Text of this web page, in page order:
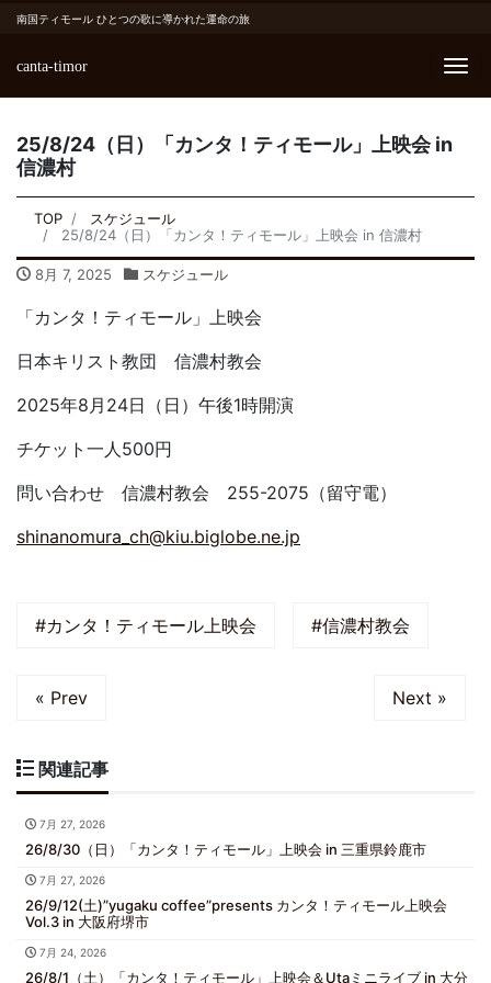
南国ティモール ひとつの歌に導かれた運命の旅
canta-timor
25/8/24（日）「カンタ！ティモール」上映会 in
信濃村
TOP
スケジュール
25/8/24（日）「カンタ！ティモール」上映会 in 信濃村
8月 7, 2025 スケジュール
「カンタ！ティモール」上映会
日本キリスト教団 信濃村教会
2025年8月24日（日）午後1時開演
チケット一人500円
問い合わせ 信濃村教会 255-2075（留守電）
shinanomura_ch@kiu.biglobe.ne.jp
#カンタ！ティモール上映会 #信濃村教会
« Prev Next »
関連記事
7月 27, 2026
26/8/30（日）「カンタ！ティモール」上映会 in 三重県鈴鹿市
7月 27, 2026
26/9/12(土)”yugaku coffee”presents カンタ！ティモール上映会
Vol.3 in 大阪府堺市
7月 24, 2026
26/8/1（土）「カンタ！ティモール」上映会＆Utaミニライブ in 大分